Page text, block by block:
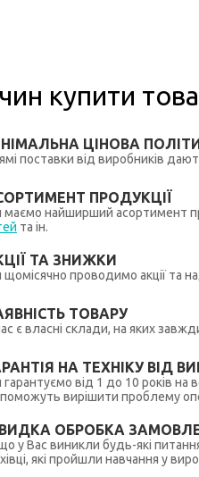
купити
ЦІНОВА
поставки від виробників
ПРОДУКЦІЇ
найширший асортимент
та ін.
ТА ЗНИЖКИ
проводимо акції та
ТОВАРУ
є власні склади, на яких
НА ТЕХНІКУ ВІД
від 1 до 10 років на
вирішити проблему
ОБРОБКА
у Вас виникли будь-які
які пройшли навчання у